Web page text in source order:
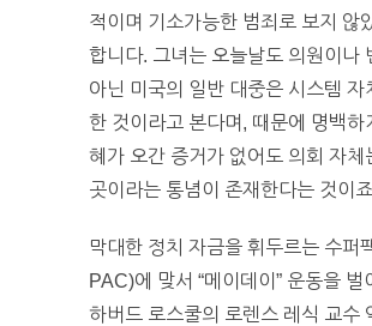
적이며 기소가능한 범죄로 보지 않
합니다. 그녀는 오늘날도 의원이나
아닌 미국의 일반 대중은 시스템 자
한 것이라고 본다며, 때문에 명백하
혜가 오간 증거가 없어도 의회 자체
곳이라는 통념이 존재한다는 것이
막대한 정치 자금을 휘두르는 수퍼
PAC)에 맞서 “메이데이” 운동을 벌
하버드 로스쿨의 로렌스 레식 교수